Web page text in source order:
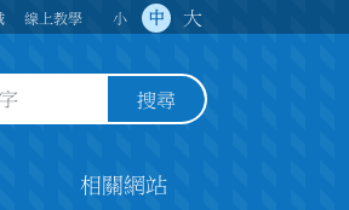
線上教學 小 中 大
搜尋
相關網站